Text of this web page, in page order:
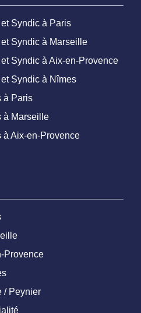
Syndic à Paris
Syndic à Marseille
Syndic à Aix-en-Provence
Syndic à Nîmes
à Paris
à Marseille
Aix-en-Provence
Provence
/ Peynier